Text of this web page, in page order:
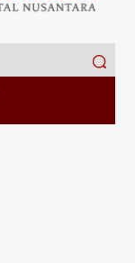
Search
for: